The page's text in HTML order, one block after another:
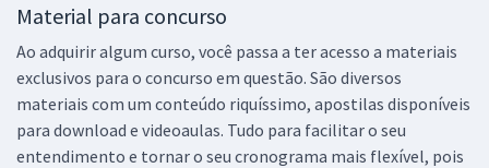
Material para concurso
Ao adquirir algum curso, você passa a ter acesso a materiais
exclusivos para o concurso em questão. São diversos
materiais com um conteúdo riquíssimo, apostilas disponíveis
para download e videoaulas. Tudo para facilitar o seu
entendimento e tornar o seu cronograma mais flexível, pois